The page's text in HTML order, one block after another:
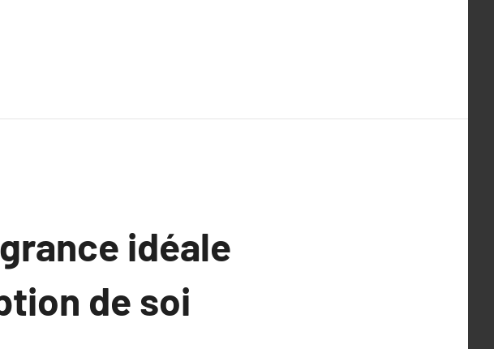
idéale
de soi